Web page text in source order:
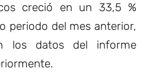
creció en un 33,5 %
periodo del mes anterior,
los datos del informe